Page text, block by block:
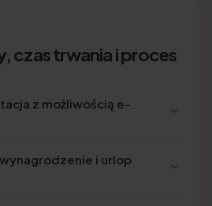
czas trwania i proces
z możliwością e-
i urlop